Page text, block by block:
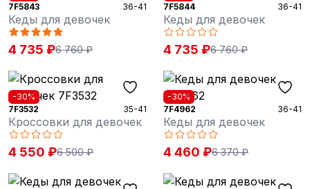
7F5843
36-41
Кеды для девочек
4 735 ₽6 760 ₽
7F5844
36-41
Кеды для девочек
4 735 ₽6 760 ₽
-30%
7F3532
35-41
Кроссовки для девочек
4 550 ₽6 500 ₽
-30%
7F4962
36-41
Кеды для девочек
4 460 ₽6 370 ₽